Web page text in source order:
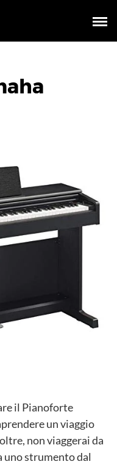
il Pianoforte
un viaggio
non viaggerai da
uno strumento dal